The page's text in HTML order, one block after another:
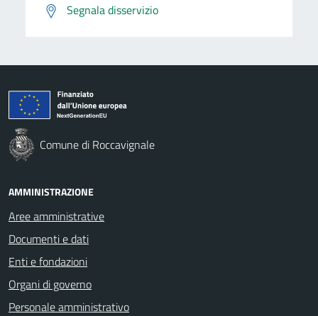
Segnala disservizio
Comune di Roccavignale
AMMINISTRAZIONE
Aree amministrative
Documenti e dati
Enti e fondazioni
Organi di governo
Personale amministrativo